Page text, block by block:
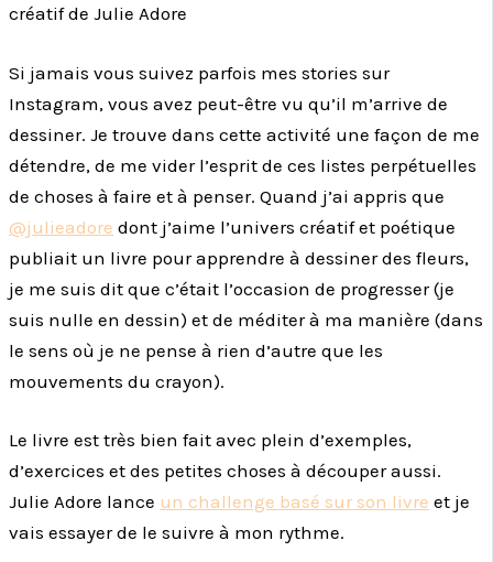
créatif de Julie Adore
Si jamais vous suivez parfois mes stories sur
Instagram, vous avez peut-être vu qu’il m’arrive de
dessiner. Je trouve dans cette activité une façon de me
détendre, de me vider l’esprit de ces listes perpétuelles
de choses à faire et à penser. Quand j’ai appris que
@julieadore dont j’aime l’univers créatif et poétique
publiait un livre pour apprendre à dessiner des fleurs,
je me suis dit que c’était l’occasion de progresser (je
suis nulle en dessin) et de méditer à ma manière (dans
le sens où je ne pense à rien d’autre que les
mouvements du crayon).
Le livre est très bien fait avec plein d’exemples,
d’exercices et des petites choses à découper aussi.
Julie Adore lance un challenge basé sur son livre et je
vais essayer de le suivre à mon rythme.